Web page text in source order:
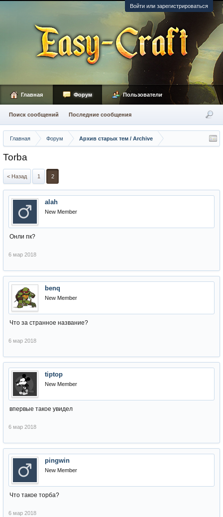
Войти или зарегистрироваться
Главная Форум Архив старых тем / Archive
Torba
< Назад 1 2
alah
New Member
Онли пк?
6 мар 2018
benq
New Member
Что за странное название?
6 мар 2018
tiptop
New Member
впервые такое увидел
6 мар 2018
pingwin
New Member
Что такое торба?
6 мар 2018
Главная Форум
Поиск сообщений Последние сообщения
Пользователи